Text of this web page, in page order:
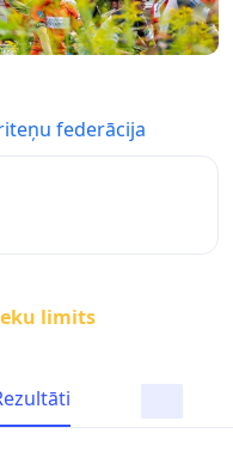
federācija
limits